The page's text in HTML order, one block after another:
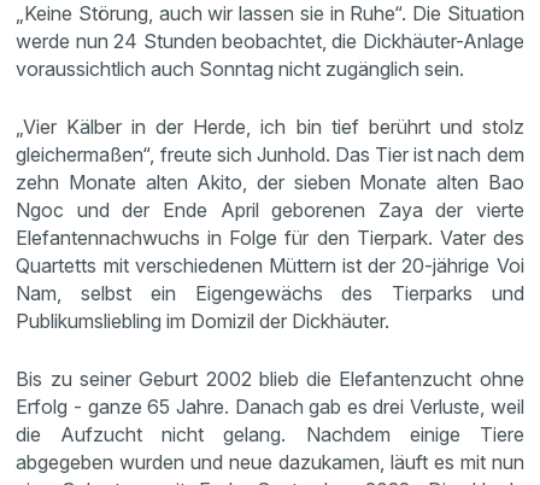
„Keine Störung, auch wir lassen sie in Ruhe“. Die Situation
werde nun 24 Stunden beobachtet, die Dickhäuter-Anlage
voraussichtlich auch Sonntag nicht zugänglich sein.
„Vier Kälber in der Herde, ich bin tief berührt und stolz
gleichermaßen“, freute sich Junhold. Das Tier ist nach dem
zehn Monate alten Akito, der sieben Monate alten Bao
Ngoc und der Ende April geborenen Zaya der vierte
Elefantennachwuchs in Folge für den Tierpark. Vater des
Quartetts mit verschiedenen Müttern ist der 20-jährige Voi
Nam, selbst ein Eigengewächs des Tierparks und
Publikumsliebling im Domizil der Dickhäuter.
Bis zu seiner Geburt 2002 blieb die Elefantenzucht ohne
Erfolg - ganze 65 Jahre. Danach gab es drei Verluste, weil
die Aufzucht nicht gelang. Nachdem einige Tiere
abgegeben wurden und neue dazukamen, läuft es mit nun